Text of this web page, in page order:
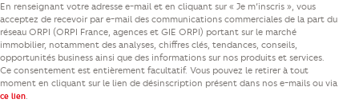
En renseignant votre adresse e-mail et en cliquant sur « Je m’inscris », vous
acceptez de recevoir par e-mail des communications commerciales de la part du
réseau ORPI (ORPI France, agences et GIE ORPI) portant sur le marché
immobilier, notamment des analyses, chiffres clés, tendances, conseils,
opportunités business ainsi que des informations sur nos produits et services.
Ce consentement est entièrement facultatif. Vous pouvez le retirer à tout
moment en cliquant sur le lien de désinscription présent dans nos e-mails ou via
ce lien.